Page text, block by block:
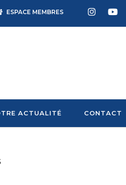
ESPACE MEMBRES
ACTUALITÉ CONTACT